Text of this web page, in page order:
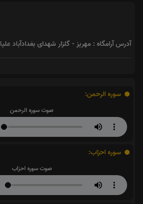
آدرس آرامگاه : مهریز - گلزار شهدای بغدادآباد علیا
سوره الرحمن:
صوت سوره الرحمن
سوره احزاب:
صوت سوره احزاب